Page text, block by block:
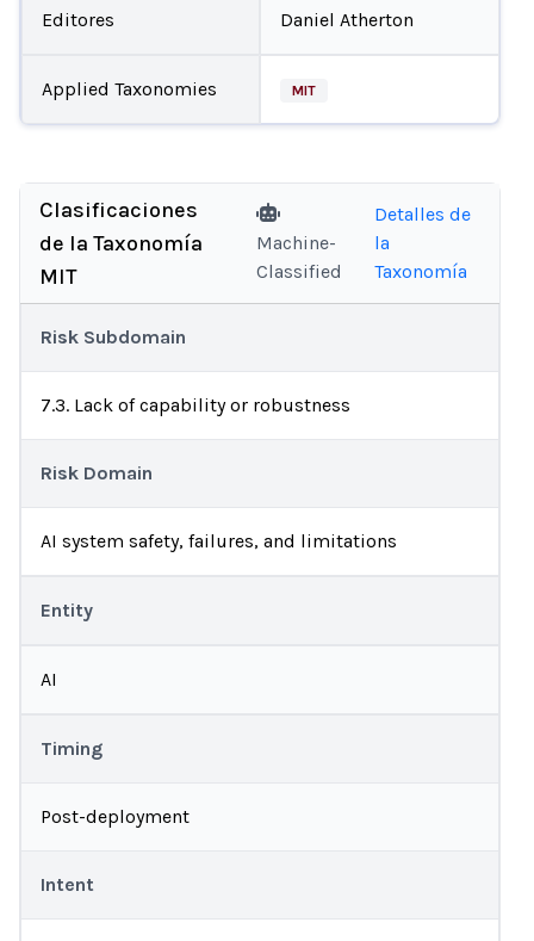
Editores Daniel Atherton
Applied Taxonomies MIT
Clasificaciones
de la Taxonomía
MIT
Machine-
Classified
Detalles de
la
Taxonomía
Risk Subdomain
7.3. Lack of capability or robustness
Risk Domain
AI system safety, failures, and limitations
Entity
AI
Timing
Post-deployment
Intent